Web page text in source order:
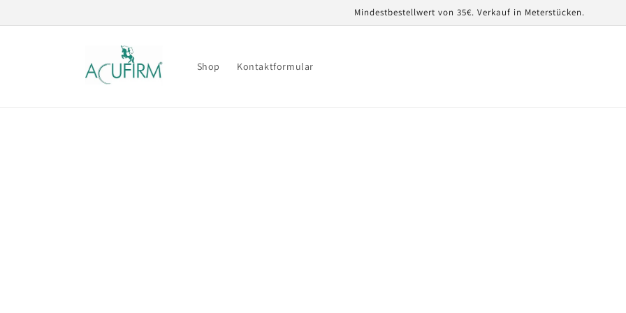
Inhalt
Mindestbestellwert von 35€. Verkauf in Meterstücken.
Shop Kontaktformular